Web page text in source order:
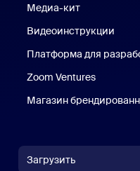
Медиа-кит
Видеоинструкции
Платформа для
Zoom Ventures
Магазин
Загрузить